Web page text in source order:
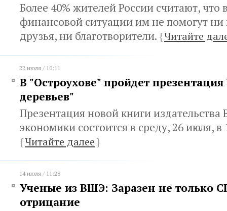
Более 40% жителей России считают, что
финансовой ситуации им не помогут ни
друзья, ни благотворители. {Читайте
22 июля / 10:11
В "Остроухове" пройдет
деревьев"
Презентация новой книги
экономики состоится в среду, 26 июля, в
{Читайте далее}
14 июля / 11:28
Ученые из ВШЭ: Заразен не только
отрицание